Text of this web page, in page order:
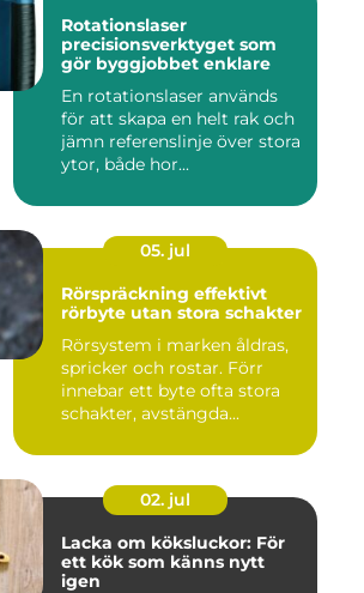
Rotationslaser
precisionsverktyget som
gör byggjobbet enklare
En rotationslaser används
för att skapa en helt rak och
jämn referenslinje över stora
ytor, både hor...
05. jul
Rörspräckning effektivt
rörbyte utan stora schakter
Rörsystem i marken åldras,
spricker och rostar. Förr
innebar ett byte ofta stora
schakter, avstängda...
02. jul
Lacka om köksluckor: För
ett kök som känns nytt
igen